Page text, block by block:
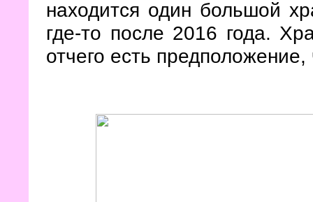
находится один большой
где-то после 2016 года.
отчего есть предположение,